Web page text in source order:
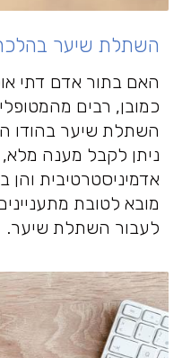
השתלת שיער
האם בתור אדם דתי
כמובן, רבים
השתלת שיער בהודו
ניתן לקבל מענה
אדמיניסטרטיבית
מובא לטובת
לעבור השתלת שיער.